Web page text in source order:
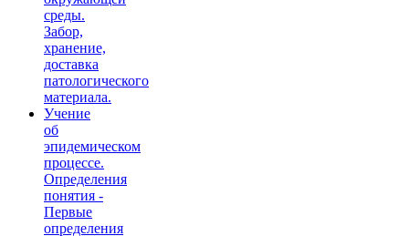
среды.
Забор,
хранение,
доставка
патологического
материала.
Учение
об
эпидемическом
процессе.
Определения
понятия -
Первые
определения